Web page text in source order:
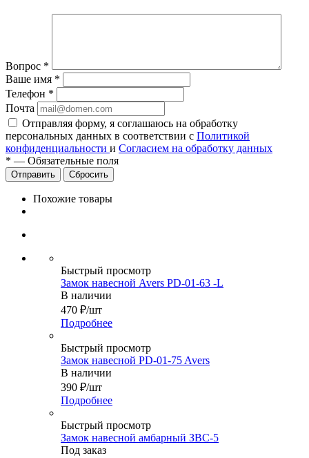
Вопрос *
Ваше имя *
Телефон *
Почта
Отправляя форму, я соглашаюсь на обработку
персональных данных в соответствии с Политикой
конфиденциальности и Согласием на обработку данных
* — Обязательные поля
Сбросить
Похожие товары
Быстрый просмотр
Замок навесной Avers PD-01-63 -L
В наличии
470 ₽/шт
Подробнее
Быстрый просмотр
Замок навесной PD-01-75 Avers
В наличии
390 ₽/шт
Подробнее
Быстрый просмотр
Замок навесной амбарный ЗВС-5
Под заказ